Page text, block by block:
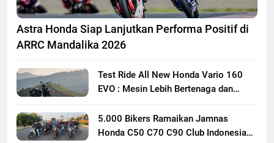
Astra Honda Siap Lanjutkan Performa Positif di
ARRC Mandalika 2026
Test Ride All New Honda Vario 160
EVO : Mesin Lebih Bertenaga dan
5.000 Bikers Ramaikan Jamnas
Honda C50 C70 C90 Club Indonesia